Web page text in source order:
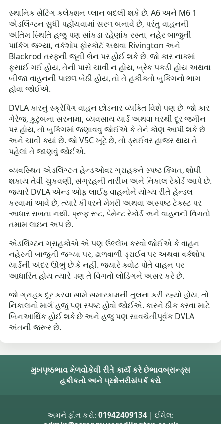
સ્થાનિક સેટિંગ કલેક્શન પ્લાન બદલી શકે છે. A6 અને M6 1
એડલિંગ્ટન સુધી પહોંચવામાં સરળ બનાવે છે, પરંતુ વાહનની
અંતિમ સ્થિતિ હજુ પણ સાંકડા રહેણાંક રસ્તા, નહેર બાજુની
પાર્કિંગ જગ્યા, વર્કશોપ ફોરકોર્ટ અથવા Rivington અને
Blackrod તરફની જૂની લેન પર હોઈ શકે છે. જો કાર નાકમાં
ફસાઈ ગઈ હોય, તેની પાસે ચાવી ન હોય, બ્રેક પકડી હોય અથવા
બીજા વાહનની પાછળ બેઠી હોય, તો તે હકીકતો બુકિંગનો ભાગ
હોવા જોઈએ.
DVLA કારનું સ્ક્રેપિંગ વાહન છોડનાર વ્યક્તિ વિશે પણ છે. જો કાર
ગેરેજ, કુટુંબના સરનામા, વ્યવસાય યાર્ડ અથવા ઘરથી દૂર જમીન
પર હોય, તો બુકિંગમાં જણાવવું જોઈએ કે તેને કોણ આપી શકે છે
અને ચાવી ક્યાં છે. જો V5C ખૂટે છે, તો ડ્રાઈવર હાજર થાય તે
પહેલાં તે જાણવું જોઈએ.
વ્યવસ્થિત એડલિંગ્ટન હેન્ડઓવર ગ્રાહકને સ્પષ્ટ કિંમત, શોધી
શકાય તેવી ચુકવણી, સંગ્રહની તારીખ અને નિકાલ રેકોર્ડ આપે છે.
જ્યારે DVLA એન્ડ ઓફ લાઈફ વાહનોને યોગ્ય રીતે હેન્ડલ
કરવામાં આવે છે, ત્યારે કીપરને મેમરી અથવા અસ્પષ્ટ ટેક્સ્ટ પર
આધાર રાખતા નથી. પ્રૂફ રૂટ, પેમેન્ટ રેકોર્ડ અને વાહનની વિગતો
તમામ લાઇન અપ છે.
એડલિંગ્ટન ગ્રાહકોએ એ પણ ઉલ્લેખ કરવો જોઈએ કે વાહન
નહેરની બાજુની જગ્યા પર, ઢાળવાળી ડ્રાઈવ પર અથવા વર્કશોપ
યાર્ડની અંદર ઊભું છે કે નહીં. જ્યારે ક્વોટ પોતે વાહન પર
આધારિત હોય ત્યારે પણ તે વિગતો લોડિંગને અસર કરે છે.
જો ગ્રાહક દૂર કરવા સામે સમારકામની તુલના કરી રહ્યો હોય, તો
નિકાલનો માર્ગ હજુ પણ સ્પષ્ટ હોવો જોઈએ. કારને ઠીક કરવા માટે
બિનઆર્થિક હોઈ શકે છે અને હજુ પણ સાવચેતીપૂર્વક DVLA
અંતની જરૂર છે.
મુખપૃષ્ઠભાવ મેળવોકેવી રીતે કાર્ય કરે છેભાવબ્રાન્ડ્સ
હકીકતો અને પ્રશ્નોત્તરીસંપર્ક કરો
અમને ફોન કરો: 01942409134| ઈમેલ: